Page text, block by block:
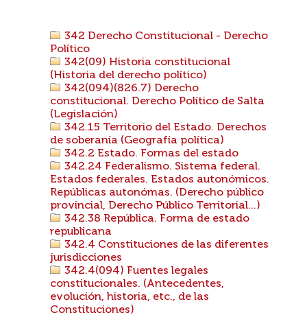
342 Derecho Constitucional - Derecho
Político
342(09) Historia constitucional
(Historia del derecho político)
342(094)(826.7) Derecho
constitucional. Derecho Político de Salta
(Legislación)
342.15 Territorio del Estado. Derechos
de soberanía (Geografía política)
342.2 Estado. Formas del estado
342.24 Federalismo. Sistema federal.
Estados federales. Estados autonómicos.
Repúblicas autonómas. (Derecho público
provincial, Derecho Público Territorial...)
342.38 República. Forma de estado
republicana
342.4 Constituciones de las diferentes
jurisdicciones
342.4(094) Fuentes legales
constitucionales. (Antecedentes,
evolución, historia, etc., de las
Constituciones)